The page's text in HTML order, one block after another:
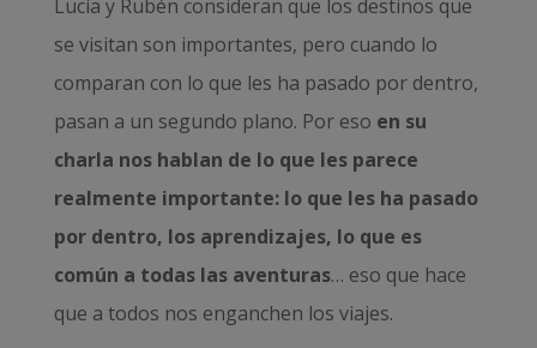
Lucía y Rubén consideran que los destinos que
se visitan son importantes, pero cuando lo
comparan con lo que les ha pasado por dentro,
pasan a un segundo plano. Por eso en su
charla nos hablan de lo que les parece
realmente importante: lo que les ha pasado
por dentro, los aprendizajes, lo que es
común a todas las aventuras… eso que hace
que a todos nos enganchen los viajes.